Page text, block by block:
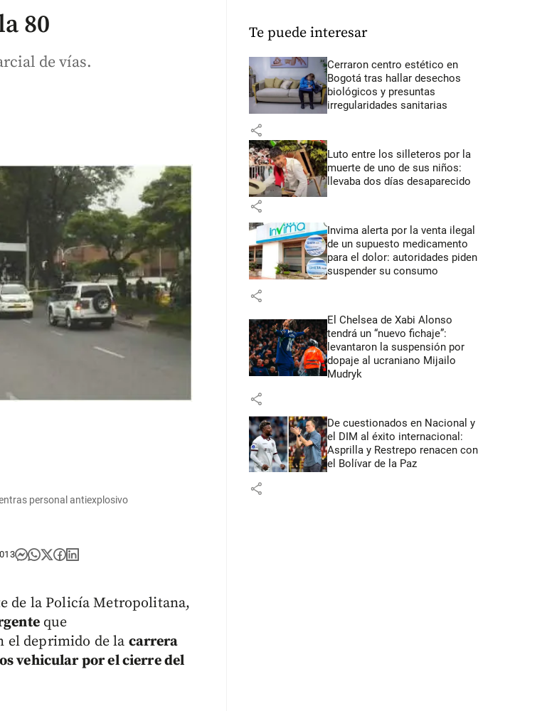
80
de vías.
personal antiexplosivo
de la Policía Metropolitana,
que
el deprimido de la carrera
vehicular por el cierre del
Te puede interesar
Cerraron centro estético en
Bogotá tras hallar desechos
biológicos y presuntas
irregularidades sanitarias
share
Luto entre los silleteros por la
muerte de uno de sus niños:
llevaba dos días desaparecido
share
Invima alerta por la venta ilegal
de un supuesto medicamento
para el dolor: autoridades piden
suspender su consumo
share
El Chelsea de Xabi Alonso
tendrá un “nuevo fichaje”:
levantaron la suspensión por
dopaje al ucraniano Mijailo
Mudryk
share
De cuestionados en Nacional y
el DIM al éxito internacional:
Asprilla y Restrepo renacen con
el Bolívar de la Paz
share